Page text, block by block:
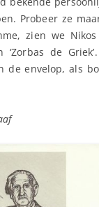
Probeer ze
zien we
‘Zorbas de
de envelop, als